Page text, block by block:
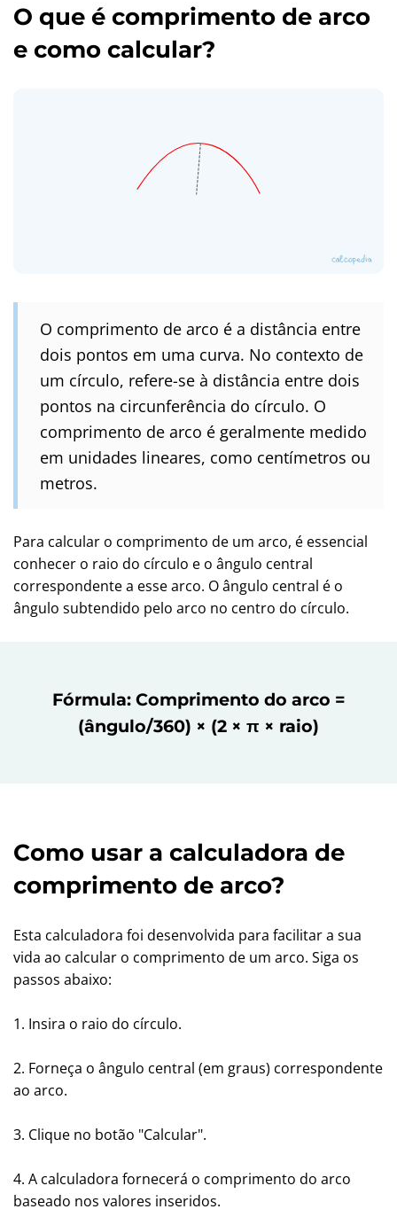
O que é comprimento de arco
e como calcular?
O comprimento de arco é a distância entre
dois pontos em uma curva. No contexto de
um círculo, refere-se à distância entre dois
pontos na circunferência do círculo. O
comprimento de arco é geralmente medido
em unidades lineares, como centímetros ou
metros.
Para calcular o comprimento de um arco, é essencial
conhecer o raio do círculo e o ângulo central
correspondente a esse arco. O ângulo central é o
ângulo subtendido pelo arco no centro do círculo.
Fórmula: Comprimento do arco =
(ângulo/360) × (2 × π × raio)
Como usar a calculadora de
comprimento de arco?
Esta calculadora foi desenvolvida para facilitar a sua
vida ao calcular o comprimento de um arco. Siga os
passos abaixo:
1. Insira o raio do círculo.
2. Forneça o ângulo central (em graus) correspondente
ao arco.
3. Clique no botão "Calcular".
4. A calculadora fornecerá o comprimento do arco
baseado nos valores inseridos.